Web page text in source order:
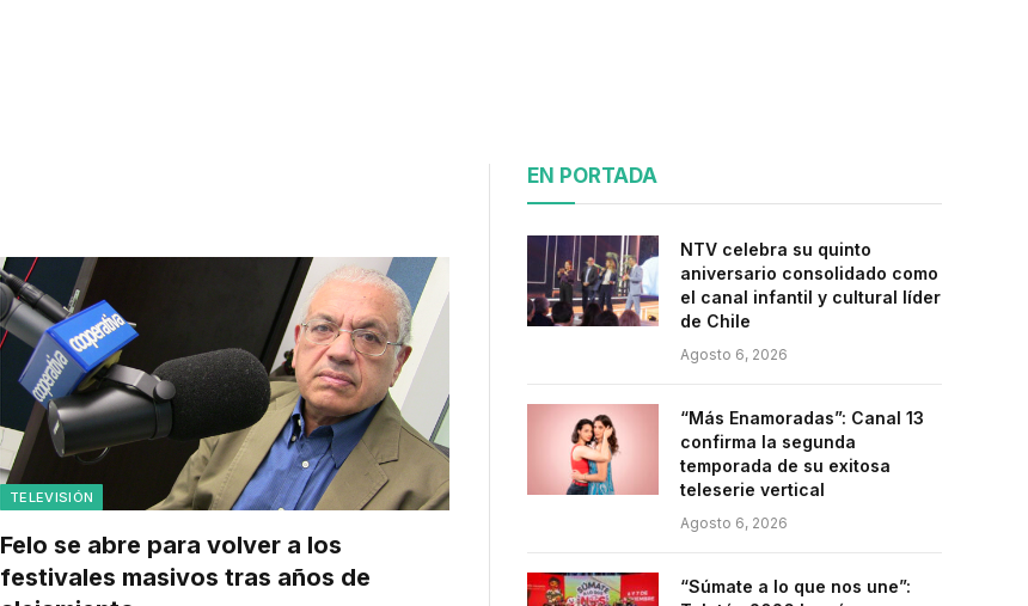
TELEVISIÓN
Felo se abre para volver a los
festivales masivos tras años de
EN PORTADA
NTV celebra su quinto
aniversario consolidado como
el canal infantil y cultural líder
de Chile
Agosto 6, 2026
“Más Enamoradas”: Canal 13
confirma la segunda
temporada de su exitosa
teleserie vertical
Agosto 6, 2026
“Súmate a lo que nos une”: